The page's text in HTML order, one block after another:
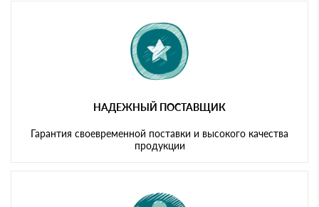
НАДЕЖНЫЙ ПОСТАВЩИК
Гарантия своевременной поставки и высокого качества
продукции